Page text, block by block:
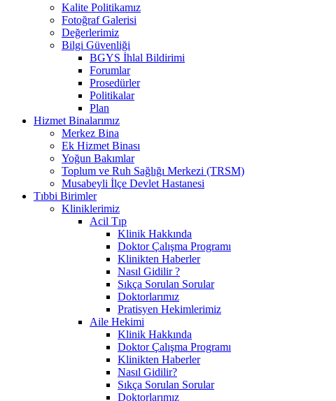
Kalite Politikamız
Fotoğraf Galerisi
Değerlerimiz
Bilgi Güvenliği
BGYS İhlal Bildirimi
Forumlar
Prosedürler
Politikalar
Plan
Hizmet Binalarımız
Merkez Bina
Ek Hizmet Binası
Yoğun Bakımlar
Toplum ve Ruh Sağlığı Merkezi (TRSM)
Musabeyli İlçe Devlet Hastanesi
Tıbbi Birimler
Kliniklerimiz
Acil Tıp
Klinik Hakkında
Doktor Çalışma Programı
Klinikten Haberler
Nasıl Gidilir ?
Sıkça Sorulan Sorular
Doktorlarımız
Pratisyen Hekimlerimiz
Aile Hekimi
Klinik Hakkında
Doktor Çalışma Programı
Klinikten Haberler
Nasıl Gidilir?
Sıkça Sorulan Sorular
Doktorlarımız